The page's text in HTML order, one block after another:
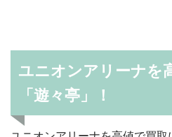
ユニオンアリーナを
「遊々亭」！